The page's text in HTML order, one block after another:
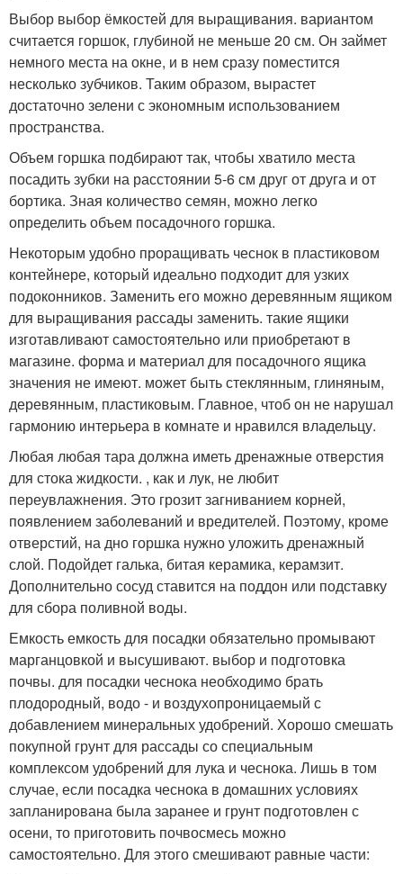
Выбор выбор ёмкостей для выращивания. вариантом
считается горшок, глубиной не меньше 20 см. Он займет
немного места на окне, и в нем сразу поместится
несколько зубчиков. Таким образом, вырастет
достаточно зелени с экономным использованием
пространства.
Объем горшка подбирают так, чтобы хватило места
посадить зубки на расстоянии 5-6 см друг от друга и от
бортика. Зная количество семян, можно легко
определить объем посадочного горшка.
Некоторым удобно проращивать чеснок в пластиковом
контейнере, который идеально подходит для узких
подоконников. Заменить его можно деревянным ящиком
для выращивания рассады заменить. такие ящики
изготавливают самостоятельно или приобретают в
магазине. форма и материал для посадочного ящика
значения не имеют. может быть стеклянным, глиняным,
деревянным, пластиковым. Главное, чтоб он не нарушал
гармонию интерьера в комнате и нравился владельцу.
Любая любая тара должна иметь дренажные отверстия
для стока жидкости. , как и лук, не любит
переувлажнения. Это грозит загниванием корней,
появлением заболеваний и вредителей. Поэтому, кроме
отверстий, на дно горшка нужно уложить дренажный
слой. Подойдет галька, битая керамика, керамзит.
Дополнительно сосуд ставится на поддон или подставку
для сбора поливной воды.
Емкость емкость для посадки обязательно промывают
марганцовкой и высушивают. выбор и подготовка
почвы. для посадки чеснока необходимо брать
плодородный, водо - и воздухопроницаемый с
добавлением минеральных удобрений. Хорошо смешать
покупной грунт для рассады со специальным
комплексом удобрений для лука и чеснока. Лишь в том
случае, если посадка чеснока в домашних условиях
запланирована была заранее и грунт подготовлен с
осени, то приготовить почвосмесь можно
самостоятельно. Для этого смешивают равные части: